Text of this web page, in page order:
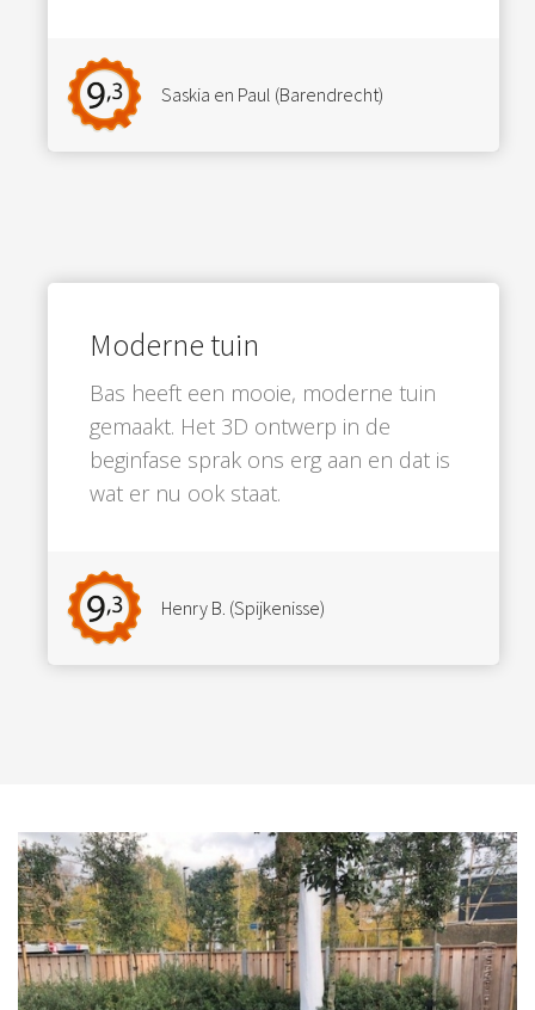
Saskia en Paul (Barendrecht)
Moderne tuin
Bas heeft een mooie, moderne tuin
gemaakt. Het 3D ontwerp in de
beginfase sprak ons erg aan en dat is
wat er nu ook staat.
Henry B. (Spijkenisse)